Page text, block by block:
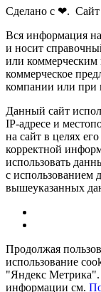
Сделано с ❤. Сайт
Вся информация на
и носит
или
коммерческое
компании или при
Данный сайт
IP-адресе и
на сайт в целях
корректной
использовать
с использованием
вышеуказанных
Продолжая
использование
"Яндекс Метрика".
информации см.